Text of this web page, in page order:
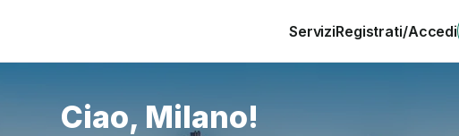
ServiziRegistrati/Accedi
Ciao, Milano!